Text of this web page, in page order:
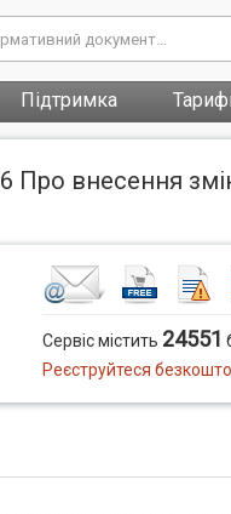
Підтримка
Про внесення
Сервіс містить 24551
Реєструйтеся